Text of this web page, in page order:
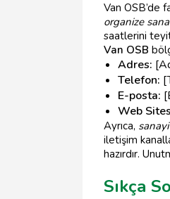
Van OSB’de
organize
saatlerini
Van OSB
Adres:
Telefon:
E-posta:
Web
Ayrıca,
iletişim
hazırdır.
Sıkça